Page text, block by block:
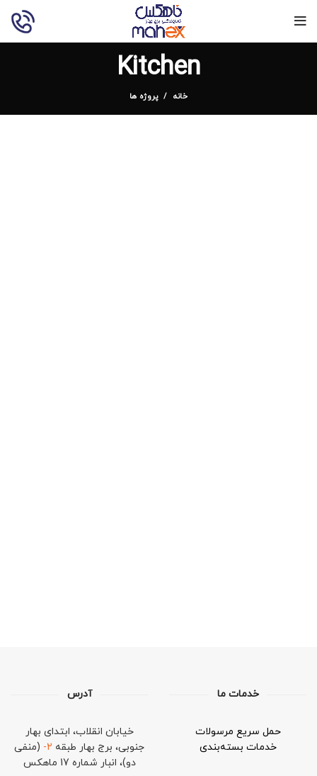
Kitchen
خانه پروژه ها
خدمات ما
حمل سریع مرسولات
خدمات بسته‌بندی
آدرس
خیابان انقلاب، ابتدای بهار
جنوبی، برج بهار طبقه 2- (منفی
دو)، انبار شماره 17 ماهکس